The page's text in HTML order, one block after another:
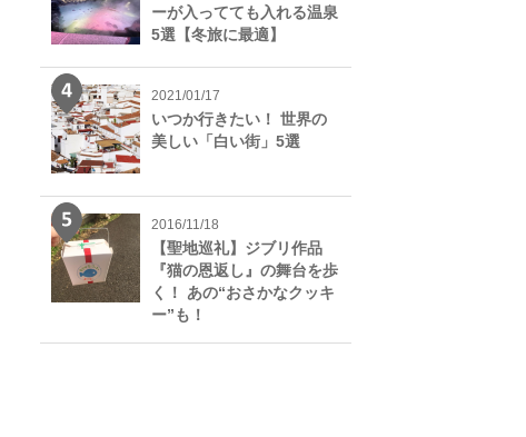
ーが入ってても入れる温泉
5選【冬旅に最適】
2021/01/17
いつか行きたい！ 世界の
美しい「白い街」5選
2016/11/18
【聖地巡礼】ジブリ作品
『猫の恩返し』の舞台を歩
く！ あの“おさかなクッキ
ー”も！